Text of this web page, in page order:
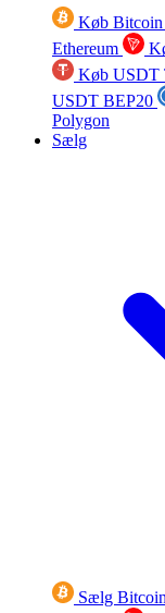
Køb Bitcoin
Ethereum
Køb USDT
USDT BEP20
Polygon
Sælg
Sælg Bitcoin